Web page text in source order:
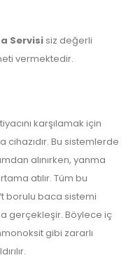
Servisi siz değerli
vermektedir.
karşılamak için
cihazıdır. Bu sistemlerde
alınırken, yanma
atılır. Tüm bu
borulu baca sistemi
gerçekleşir. Böylece iç
gibi zararlı